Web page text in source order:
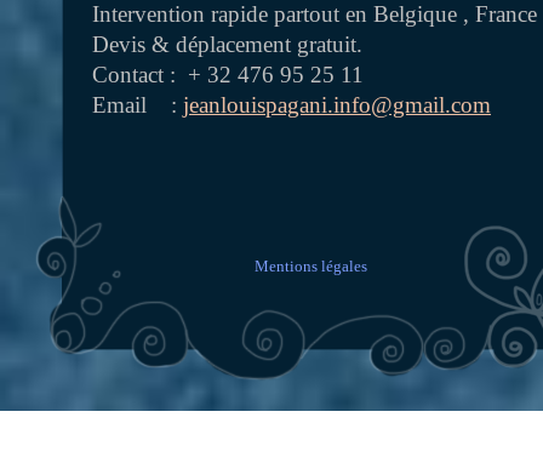
Intervention rapide partout en Belgique ,
Devis & déplacement gratuit.
Contact : + 32 476 95 25 11
Email : jeanlouispagani.info@gmail.com
Mentions légales